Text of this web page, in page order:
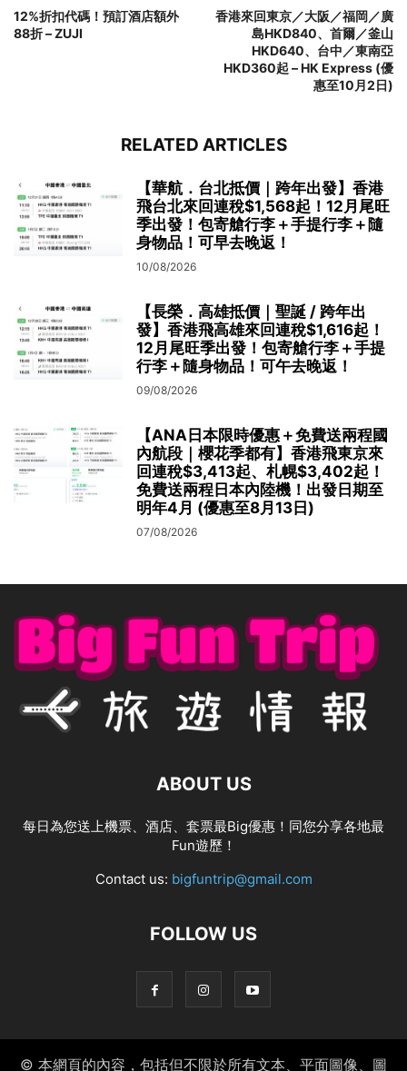
12%折扣代碼！預訂酒店額外
88折 – ZUJI
香港來回東京／大阪／福岡／廣
島HKD840、首爾／釜山
HKD640、台中／東南亞
HKD360起 – HK Express (優
惠至10月2日)
RELATED ARTICLES
【華航．台北抵價｜跨年出發】香港
飛台北來回連稅$1,568起！12月尾旺
季出發！包寄艙行李＋手提行李＋隨
身物品！可早去晚返！
10/08/2026
【長榮．高雄抵價｜聖誕 / 跨年出
發】香港飛高雄來回連稅$1,616起！
12月尾旺季出發！包寄艙行李＋手提
行李＋隨身物品！可午去晚返！
09/08/2026
【ANA日本限時優惠＋免費送兩程國
內航段｜櫻花季都有】香港飛東京來
回連稅$3,413起、札幌$3,402起！
免費送兩程日本內陸機！出發日期至
明年4月 (優惠至8月13日)
07/08/2026
ABOUT US
每日為您送上機票、酒店、套票最Big優惠！同您分享各地最
Fun遊歷！
Contact us: bigfuntrip@gmail.com
FOLLOW US
© 本網頁的內容，包括但不限於所有文本、平面圖像、圖